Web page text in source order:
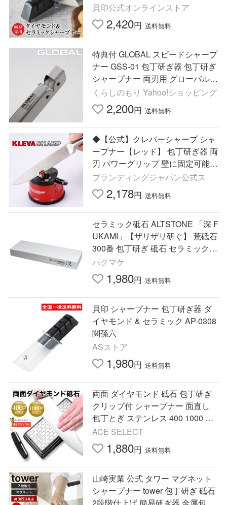
貝印公式オンラインストア
2,420円 送料無料
特典付 GLOBAL スピードシャープ
ナー GSS-01 包丁研ぎ器 包丁研ぎ
シャープナー 両刃用 グローバル
吉田金属工業 YOSHIKIN 日本製
くらしのもり Yahoo!ショッピング
2,200円 送料無料
◆【公式】クレバーシャープ シャ
ープナー【レッド】 包丁研ぎ器 両
刃 パワーグリップ 壁に固定可能
片手でラクラク サッと研いで切れ
味復活 ギフト
ブランディングジャパン公式ス
2,178円 送料無料
セラミック砥石 ALTSTONE 「深 F
UKAMI」【ザリザリ研ぐ】 荒砥石
300番 包丁研ぎ 砥石 セラミック
荒砥 300 日本製 (#300 本体のみ)
パクマケ
1,980円 送料無料
貝印 シャープナー 包丁研ぎ器 ダ
イヤモンド & セラミック AP-0308
関孫六
ASストア
1,980円 送料無料
両面 ダイヤモンド 砥石 包丁研ぎ
クリップ付 シャープナー 面直し
包丁とぎ ステンレス 400 1000 ケ
ース付
ACE SELECT
1,880円 送料無料
山崎実業 公式 タワー マグネット
シャープナー tower 包丁研ぎ 砥石